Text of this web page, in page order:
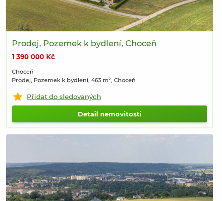
Prodej, Pozemek k bydlení, Choceň
1 390 000 Kč
Choceň
Prodej, Pozemek k bydlení, 463 m², Choceň
Přidat do sledovaných
Detail nemovitosti